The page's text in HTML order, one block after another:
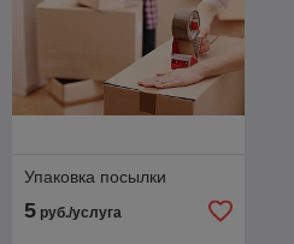
Упаковка посылки
5 руб./услуга